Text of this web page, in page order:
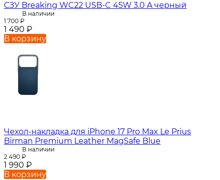
СЗУ Breaking WC22 USB-C 45W 3.0 A черный
В наличии
1 700 ₽
1 490 ₽
В корзину
Чехол-накладка для iPhone 17 Pro Max Le Prius
Birman Premium Leather MagSafe Blue
В наличии
2 490 ₽
1 990 ₽
В корзину